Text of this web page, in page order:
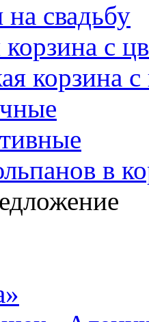
свадьбу
с
корзина
в